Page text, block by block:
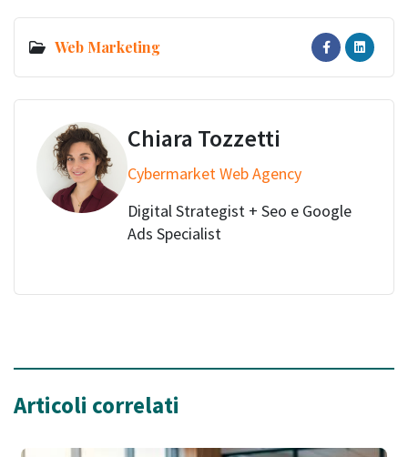
Web Marketing
Chiara Tozzetti
Cybermarket Web Agency
Digital Strategist + Seo e Google
Ads Specialist
Articoli correlati